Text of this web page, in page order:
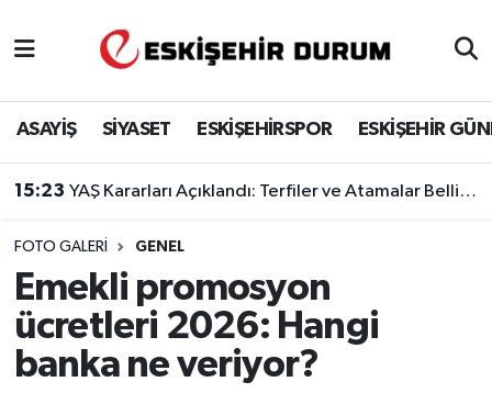
ASAYİŞ SİYASET ESKİŞEHİRSPOR ESKİŞEHİR
15:23 YAŞ Kararları Açıklandı: Terfiler ve Atamalar Belli Oldu
FOTO GALERI GENEL
Emekli promosyon
ücretleri 2026: Hangi
banka ne veriyor?
Eskişehir Hava Durumu
Eskişehir Namaz Vakitleri
Eskişehir Trafik Yoğunluk Haritası
Süper Lig Puan Durumu ve Fikstür
Tüm Manşetler